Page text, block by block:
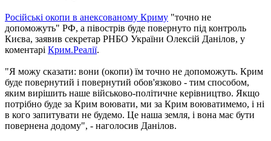
Російські окопи в анексованому Криму "точно не
допоможуть" РФ, а півострів буде повернуто під контроль
Києва, заявив секретар РНБО України Олексій Данілов, у
коментарі Крим.Реалії.
"Я можу сказати: вони (окопи) їм точно не допоможуть. Крим
буде повернутий і повернутий обов'язково - тим способом,
яким вирішить наше військово-політичне керівництво. Якщо
потрібно буде за Крим воювати, ми за Крим воюватимемо, і ні
в кого запитувати не будемо. Це наша земля, і вона має бути
повернена додому", - наголосив Данілов.